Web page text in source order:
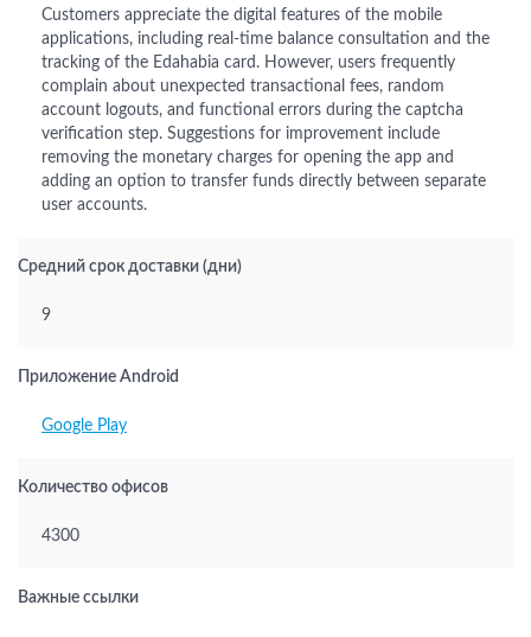
Customers appreciate the digital features of the mobile
applications, including real-time balance consultation and the
tracking of the Edahabia card. However, users frequently
complain about unexpected transactional fees, random
account logouts, and functional errors during the captcha
verification step. Suggestions for improvement include
removing the monetary charges for opening the app and
adding an option to transfer funds directly between separate
user accounts.
Средний срок доставки (дни)
9
Приложение Android
Google Play
Количество офисов
4300
Важные ссылки